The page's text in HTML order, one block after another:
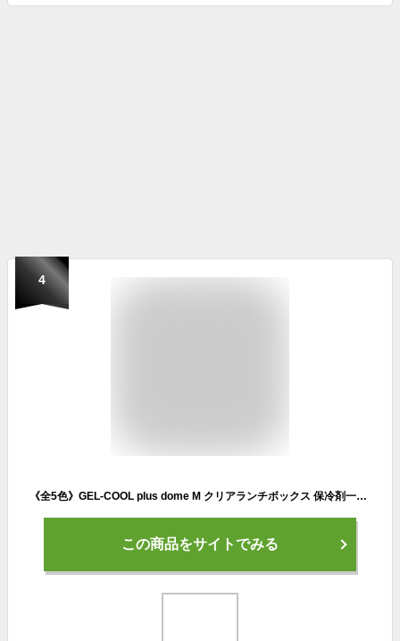
4
《全5色》GEL-COOL plus dome M クリアランチボックス 保冷剤一体型お弁当箱 【三好製作所 ジェルクール デザイン雑貨 お弁当箱 遠足 Lunch Box ドーム型 小判型 保冷材 抗菌 防カビ 日本製】
この商品をサイトでみる